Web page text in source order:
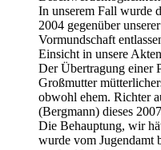
In unserem Fall wurde
2004 gegenüber
Vormundschaft
Einsicht in unsere
Der Übertragung einer
Großmutter
obwohl ehem. Richter
(Bergmann) dieses
Die Behauptung, wir
wurde vom Jugendamt